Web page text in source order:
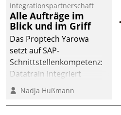
passende Fragen und
Schlagworte auswirft.
Eine intuitive
Dialogführung ermöglicht
dem externen
Serviceteam, Anrufe von
Mietenden zügiger und
effizienter zu bearbeiten.
Integrationspartnerschaft
Alle Aufträge im
Blick und im Griff
Das Proptech Yarowa
setzt auf SAP-
Schnittstellenkompetenz:
Datatrain integriert
Yarowas Portal zur
Vergabe und Verwaltung
von Aufträgen der
Nadja Hußmann